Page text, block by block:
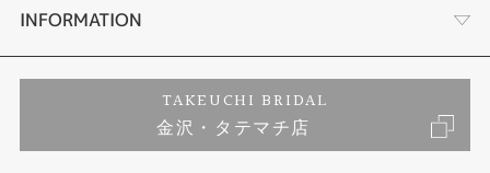
セットリング
婚約ネックレス
ダイヤモンド
お客様の声
プロポーズサポート
ブランドリスト
会社概要
お客様の声
INFORMATION
TAKEUCHI BRIDAL
金沢・タテマチ店